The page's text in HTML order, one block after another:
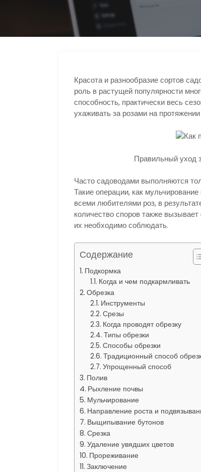
Красота и разнообразие сортов
роль в растущей популярности
способность, практически весь
ухаживать за розами на
Правильный уход
Часто садоводами выполняются
Такие операции, как
всеми любителями роз, в
количество споров также
их необходимо соблюдать.
Содержание
Подкормка
Когда и чем подкармливать
Обрезка
Инструменты
Срезы
Когда проводят обрезку
Типы обрезки
Способы обрезки
Традиционный способ
Упрощенный способ
Полив
Рыхление почвы
Мульчирование
Направление роста и
Выщипывание бутонов
Срезка
Удаление увядших цветов
Прореживание
Заключение